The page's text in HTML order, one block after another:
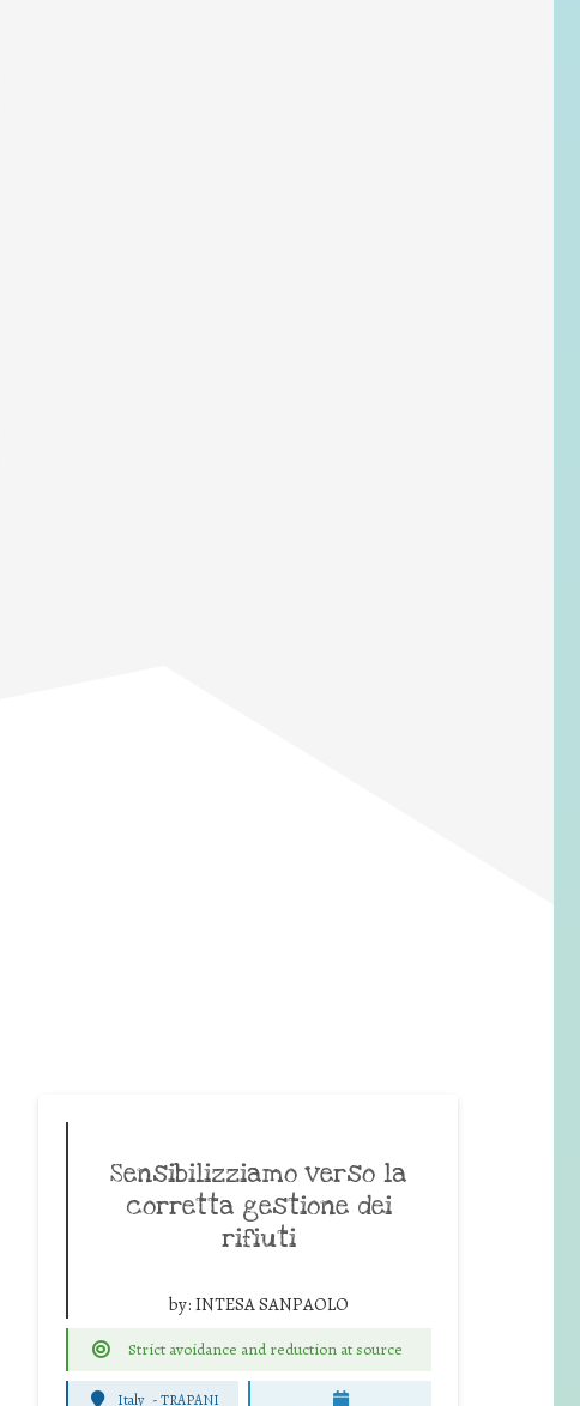
Sensibilizziamo verso la
corretta gestione dei
rifiuti
by: INTESA SANPAOLO
Strict avoidance and reduction at source
Italy -TRAPANI